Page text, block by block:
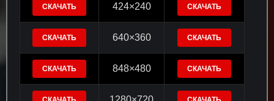
СКАЧАТЬ 424×240 СКАЧАТЬ
СКАЧАТЬ 640×360 СКАЧАТЬ
СКАЧАТЬ 848×480 СКАЧАТЬ